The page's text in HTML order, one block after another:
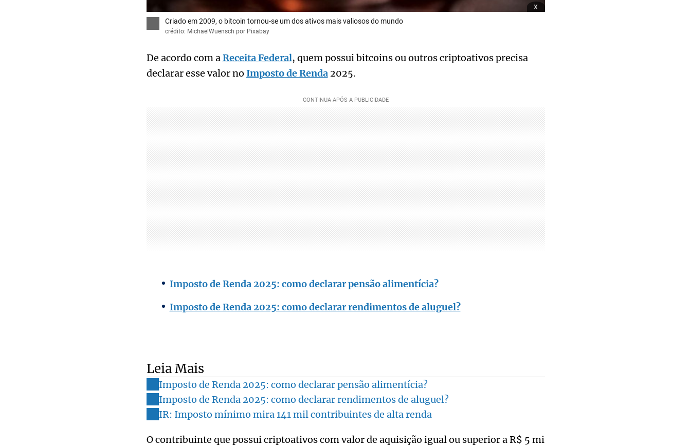
x
Criado em 2009, o bitcoin tornou-se um dos ativos mais valiosos do mundo
crédito: MichaelWuensch por Pixabay
De acordo com aReceita Federal, quem possui bitcoins ou outros criptoativos precisa
declarar esse valor no Imposto de Renda2025.
Imposto de Renda 2025: como declarar pensão alimentícia?
Imposto de Renda 2025: como declarar rendimentos de aluguel?
Leia Mais
Imposto de Renda 2025: como declarar pensão alimentícia?
Imposto de Renda 2025: como declarar rendimentos de aluguel?
IR: Imposto mínimo mira 141 mil contribuintes de alta renda
O contribuinte que possui criptoativos com valor de aquisição igual ou superior a R$ 5 mi